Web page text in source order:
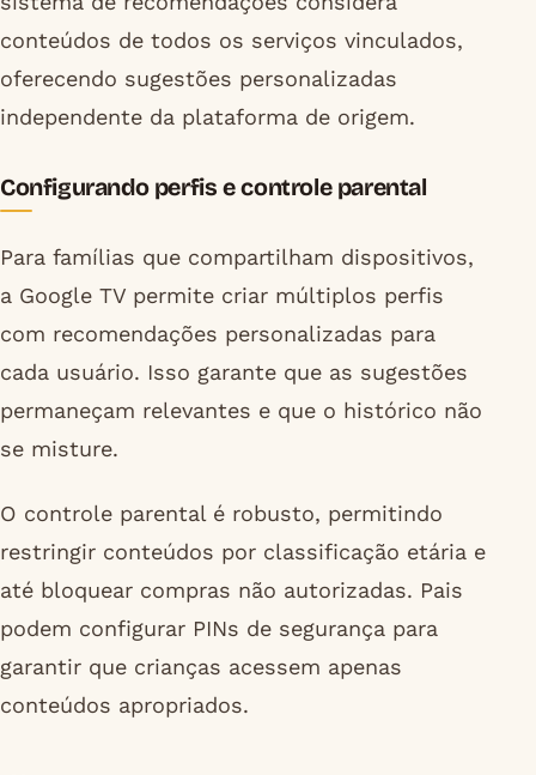
conteúdos de todos os serviços vinculados,
oferecendo sugestões personalizadas
independente da plataforma de origem.
Configurando perfis e controle parental
Para famílias que compartilham dispositivos,
a Google TV permite criar múltiplos perfis
com recomendações personalizadas para
cada usuário. Isso garante que as sugestões
permaneçam relevantes e que o histórico não
se misture.
O controle parental é robusto, permitindo
restringir conteúdos por classificação etária e
até bloquear compras não autorizadas. Pais
podem configurar PINs de segurança para
garantir que crianças acessem apenas
conteúdos apropriados.